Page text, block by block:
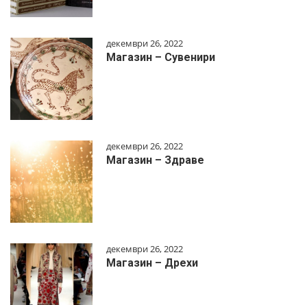
декември 26, 2022
Магазин – Сувенири
декември 26, 2022
Магазин – Здраве
декември 26, 2022
Магазин – Дрехи